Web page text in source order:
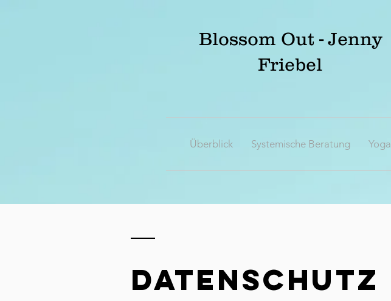
Blossom Out - Jenny
Friebel
Überblick Systemische Beratung Yoga
DATENSCHUTZ